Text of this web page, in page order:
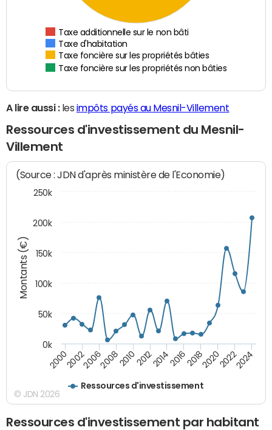
Taxe additionnelle sur le non bâti
Taxe d'habitation
Taxe foncière sur les propriétés bâties
Taxe foncière sur les propriétés non bâties
A lire aussi :les impôts payés au Mesnil-Villement
Ressources d'investissement du Mesnil-
Villement
Montants (€)
(Source : JDN d'après ministère de l'Economie)
Ressources d'investissement
200020022006200820102012201420162018202020222024
0k
50k
100k
150k
200k
250k
© JDN 2026
Ressources d'investissement par habitant